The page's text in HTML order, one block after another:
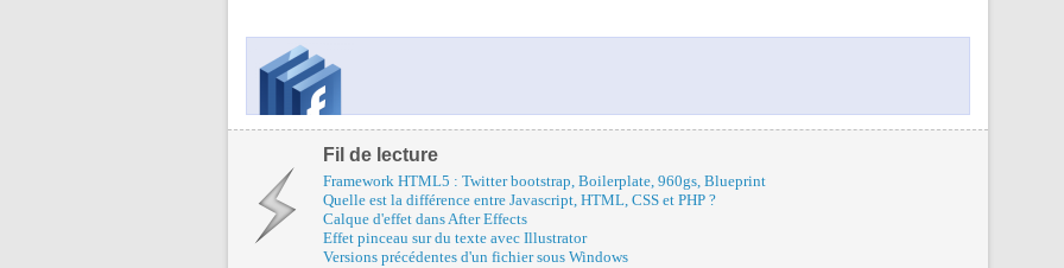
Fil de lecture
Framework HTML5 : Twitter bootstrap, Boilerplate, 960gs, Blueprint
Quelle est la différence entre Javascript, HTML, CSS et PHP ?
Calque d'effet dans After Effects
Effet pinceau sur du texte avec Illustrator
Versions précédentes d'un fichier sous Windows